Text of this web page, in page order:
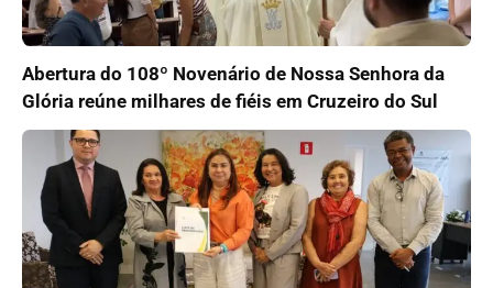
Abertura do 108º Novenário de Nossa Senhora da
Glória reúne milhares de fiéis em Cruzeiro do Sul